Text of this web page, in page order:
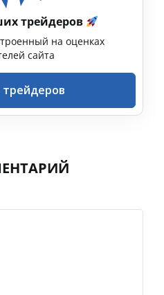
трейдеров
на оценках
сайта
трейдеров